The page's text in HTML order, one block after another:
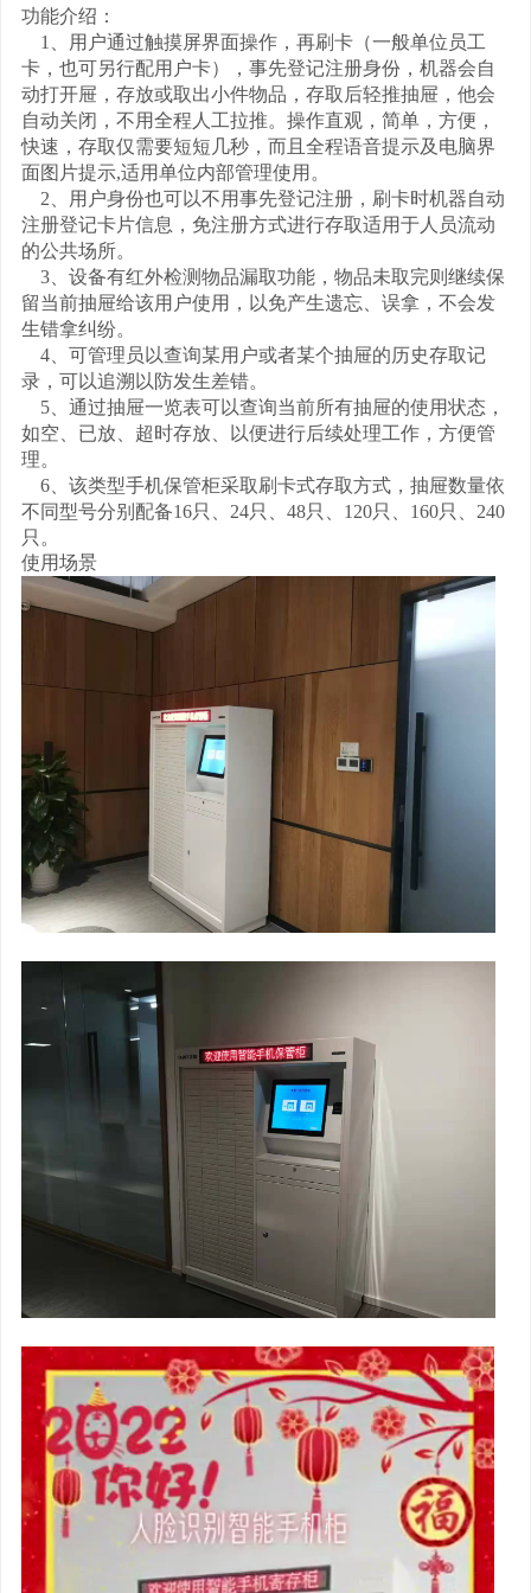
功能介绍：
1、用户通过触摸屏界面操作，再刷卡（一般单位员工
卡，也可另行配用户卡），事先登记注册身份，机器会自
动打开屉，存放或取出小件物品，存取后轻推抽屉，他会
自动关闭，不用全程人工拉推。操作直观，简单，方便，
快速，存取仅需要短短几秒，而且全程语音提示及电脑界
面图片提示,适用单位内部管理使用。
2、用户身份也可以不用事先登记注册，刷卡时机器自动
注册登记卡片信息，免注册方式进行存取适用于人员流动
的公共场所。
3、设备有红外检测物品漏取功能，物品未取完则继续保
留当前抽屉给该用户使用，以免产生遗忘、误拿，不会发
生错拿纠纷。
4、可管理员以查询某用户或者某个抽屉的历史存取记
录，可以追溯以防发生差错。
5、通过抽屉一览表可以查询当前所有抽屉的使用状态，
如空、已放、超时存放、以便进行后续处理工作，方便管
理。
6、 该类型手机保管柜采取刷卡式存取方式，抽屉数量依
不同型号分别配备16只、24只、48只、120只、160只、240
只。
使用场景